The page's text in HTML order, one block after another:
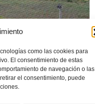
como las cookies para
El consentimiento de estas
de navegación o las
el consentimiento, puede